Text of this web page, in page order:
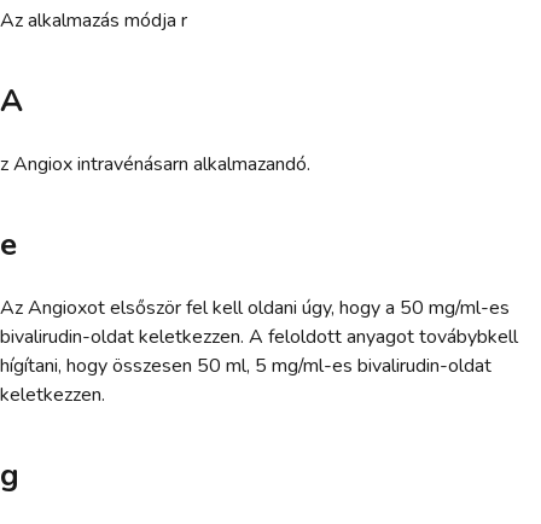
Az alkalmazás módja r
A
z Angiox intravénásarn alkalmazandó.
e
Az Angioxot elsőször fel kell oldani úgy, hogy a 50 mg/ml-es
bivalirudin-oldat keletkezzen. A feloldott anyagot továbybkell
hígítani, hogy összesen 50 ml, 5 mg/ml-es bivalirudin-oldat
keletkezzen.
g